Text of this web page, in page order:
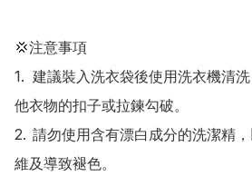
💢注意事項
1.	建議裝入洗衣袋後使用洗衣機清洗，避免紗布纖維被其
他衣物的扣子或拉鍊勾破。
2.	請勿使用含有漂白成分的洗潔精，以免破壞天然純棉纖
維及導致褪色。